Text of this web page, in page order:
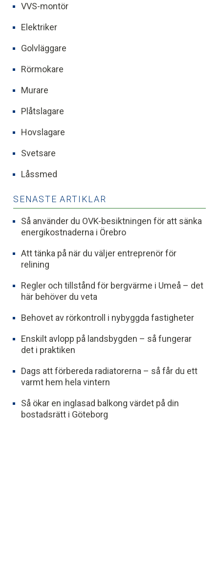
VVS-montör
Elektriker
Golvläggare
Rörmokare
Murare
Plåtslagare
Hovslagare
Svetsare
Låssmed
SENASTE ARTIKLAR
Så använder du OVK-besiktningen för att sänka
energikostnaderna i Örebro
Att tänka på när du väljer entreprenör för
relining
Regler och tillstånd för bergvärme i Umeå – det
här behöver du veta
Behovet av rörkontroll i nybyggda fastigheter
Enskilt avlopp på landsbygden – så fungerar
det i praktiken
Dags att förbereda radiatorerna – så får du ett
varmt hem hela vintern
Så ökar en inglasad balkong värdet på din
bostadsrätt i Göteborg